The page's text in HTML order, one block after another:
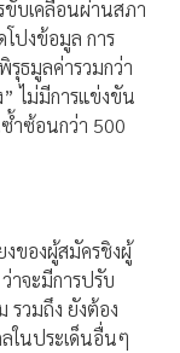
บเคลื่อนผ่านสภา
ปงข้อมูล การ
รุธมูลค่ารวมกว่า
ไม่มีการแข่งขัน
ำซ้อนกว่า 500
งของผู้สมัครชิงผู้
าจะมีการปรับ
รวมถึง ยังต้อง
ในประเด็นอื่นๆ